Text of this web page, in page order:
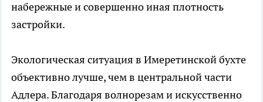
набережные и совершенно иная плотность
застройки.
Экологическая ситуация в Имеретинской бухте
объективно лучше, чем в центральной части
Адлера. Благодаря волнорезам и искусственно